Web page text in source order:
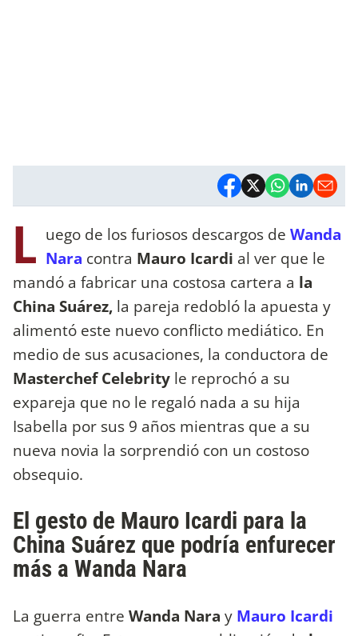
L uego de los furiosos descargos de Wanda
Nara contra Mauro Icardi al ver que le
mandó a fabricar una costosa cartera a la
China Suárez, la pareja redobló la apuesta y
alimentó este nuevo conflicto mediático. En
medio de sus acusaciones, la conductora de
Masterchef Celebrity le reprochó a su
expareja que no le regaló nada a su hija
Isabella por sus 9 años mientras que a su
nueva novia la sorprendió con un costoso
obsequio.
El gesto de Mauro Icardi para la
China Suárez que podría enfurecer
más a Wanda Nara
La guerra entre Wanda Nara y Mauro Icardi